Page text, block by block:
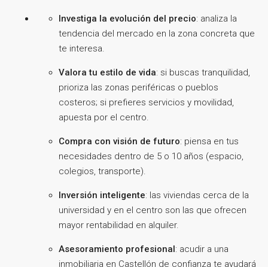
Investiga la evolución del precio: analiza la
tendencia del mercado en la zona concreta que
te interesa.
Valora tu estilo de vida: si buscas tranquilidad,
prioriza las zonas periféricas o pueblos
costeros; si prefieres servicios y movilidad,
apuesta por el centro.
Compra con visión de futuro: piensa en tus
necesidades dentro de 5 o 10 años (espacio,
colegios, transporte).
Inversión inteligente: las viviendas cerca de la
universidad y en el centro son las que ofrecen
mayor rentabilidad en alquiler.
Asesoramiento profesional: acudir a una
inmobiliaria en Castellón de confianza te ayudará